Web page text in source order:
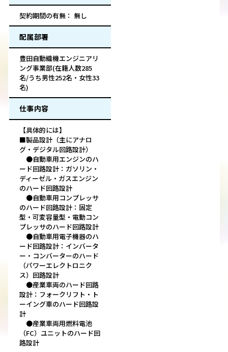
契約期間の有無： 無し
配属部署
豊田自動織機エンジニアリ
ング事業部(在籍人数285
名/うち男性252名・女性33
名)
仕事内容
【具体的には】
■製品設計（主にアナロ
グ・デジタル回路設計）
●自動車用エンジンのハ
ード回路設計：ガソリン・
ディーゼル・ガスエンジン
のハード回路設計
●自動車用コンプレッサ
のハード回路設計：固定
型・可変容量型・電動コン
プレッサのハード回路設計
●自動車用電子機器のハ
ード回路設計：インバータ
ー・コンバーターのハード
（パワーエレクトロニク
ス）回路設計
●産業車両のハード回路
設計：フォークリフト・ト
ーイング車のハード回路設
計
●産業車両用燃料電池
（FC）ユニットのハード回
路設計